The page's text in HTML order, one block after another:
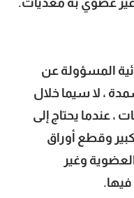
غير عضوي به مغذيات.
المسؤولة عن
، لا سيما خلال
، عندما يحتاج إلى
وقطع أوراق
وغير